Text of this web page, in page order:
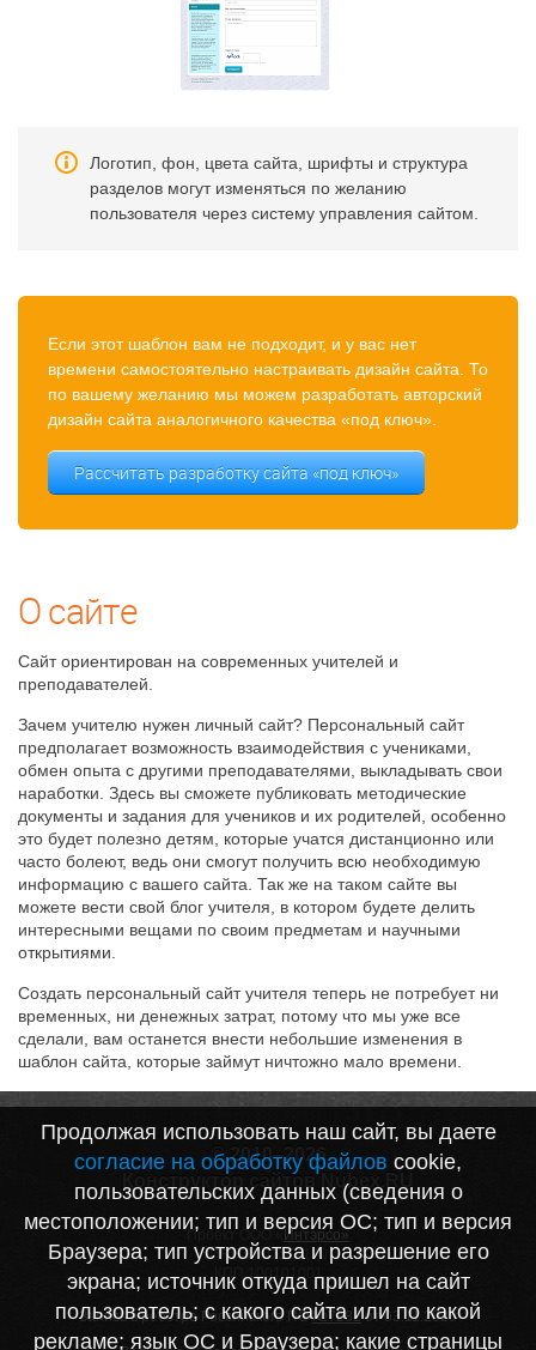
Логотип, фон, цвета сайта, шрифты и структура
разделов могут изменяться по желанию
пользователя через систему управления сайтом.
Если этот шаблон вам не подходит, и у вас нет
времени самостоятельно настраивать дизайн сайта. То
по вашему желанию мы можем разработать авторский
дизайн сайта аналогичного качества «под ключ».
Рассчитать разработку сайта «под ключ»
О сайте
Сайт ориентирован на современных учителей и
преподавателей.
Зачем учителю нужен личный сайт? Персональный сайт
предполагает возможность взаимодействия с учениками,
обмен опыта с другими преподавателями, выкладывать свои
наработки. Здесь вы сможете публиковать методические
документы и задания для учеников и их родителей, особенно
это будет полезно детям, которые учатся дистанционно или
часто болеют, ведь они смогут получить всю необходимую
информацию с вашего сайта. Так же на таком сайте вы
можете вести свой блог учителя, в котором будете делить
интересными вещами по своим предметам и научными
открытиями.
Создать персональный сайт учителя теперь не потребует ни
временных, ни денежных затрат, потому что мы уже все
сделали, вам останется внести небольшие изменения в
шаблон сайта, которые займут ничтожно мало времени.
© 2010–2026
Конструктор сайтов Nubex.RU
Проект ООО «
Интэрсо»
ИНН 1001172170
КПП 100101001
Запись в реестре Российского ПО№7282от 03.11.2020
Продолжая использовать наш сайт, вы даете
согласие на обработку файлов cookie,
пользовательских данных (сведения о
местоположении; тип и версия ОС; тип и версия
Браузера; тип устройства и разрешение его
экрана; источник откуда пришел на сайт
пользователь; с какого сайта или по какой
рекламе; язык ОС и Браузера; какие страницы